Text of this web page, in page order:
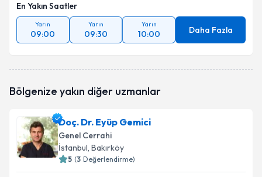
En Yakın Saatler
Yarın
09:00
Yarın
09:30
Yarın
10:00 Daha Fazla
Bölgenize yakın diğer uzmanlar
Doç. Dr. Eyüp Gemici
Genel Cerrahi
İstanbul, Bakırköy
5 (3 Değerlendirme)